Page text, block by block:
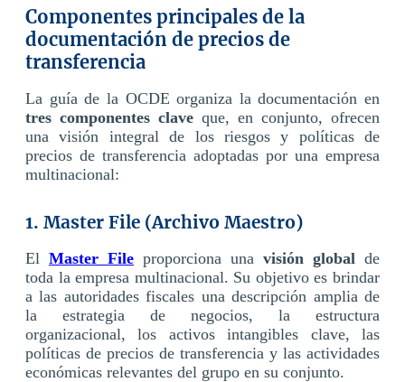
Componentes principales de la
documentación de precios de
transferencia
La guía de la OCDE organiza la documentación en
tres componentes clave que, en conjunto, ofrecen
una visión integral de los riesgos y políticas de
precios de transferencia adoptadas por una empresa
multinacional:
1. Master File (Archivo Maestro)
El Master File proporciona una visión global de
toda la empresa multinacional. Su objetivo es brindar
a las autoridades fiscales una descripción amplia de
la estrategia de negocios, la estructura
organizacional, los activos intangibles clave, las
políticas de precios de transferencia y las actividades
económicas relevantes del grupo en su conjunto.